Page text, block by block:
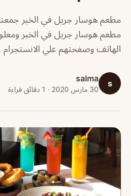
مطعم هوسار جريل في الخبر
مطعم هوسار جريل في الخبر
الهاتف وصفحتهم علي الانستجرام
s
salma
30 مارس 2020 · 1 دقائق قراءة